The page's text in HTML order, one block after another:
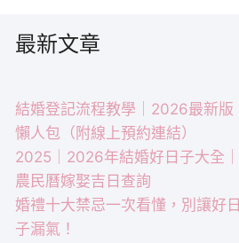
最新文章
結婚登記流程教學｜2026最新版
懶人包（附線上預約連結）
2025｜2026年結婚好日子大全｜
農民曆嫁娶吉日查詢
婚禮十大禁忌一次看懂，別讓好日
子漏氣！